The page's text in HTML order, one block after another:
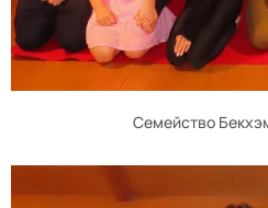
Семейство